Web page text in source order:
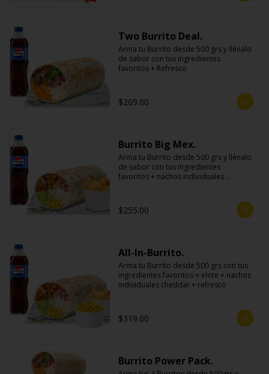
Two Burrito Deal.
Arma tu Burrito desde 500 grs y llénalo
de sabor con tus ingredientes
favoritos + Refresco
$209.00
Burrito Big Mex.
Arma tu Burrito desde 500 grs y llénalo
de sabor con tus ingredientes
favoritos + nachos individuales
$255.00
All-In-Burrito.
Arma tu Burrito desde 500 grs con tus
ingredientes favoritos + elote + nachos
individuales cheddar + refresco
$319.00
Burrito Power Pack.